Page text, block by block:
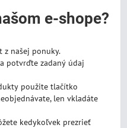
e-shope?
z našej ponuky.
potvrďte zadaný údaj
použite tlačítko
len vkladáte
kedykoľvek prezrieť